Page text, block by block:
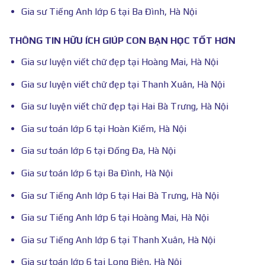
Gia sư Tiếng Anh lớp 6 tại Ba Đình, Hà Nội
THÔNG TIN HỮU ÍCH GIÚP CON BẠN HỌC TỐT HƠN
Gia sư luyện viết chữ đẹp tại Hoàng Mai, Hà Nội
Gia sư luyện viết chữ đẹp tại Thanh Xuân, Hà Nội
Gia sư luyện viết chữ đẹp tại Hai Bà Trưng, Hà Nội
Gia sư toán lớp 6 tại Hoàn Kiếm, Hà Nội
Gia sư toán lớp 6 tại Đống Đa, Hà Nội
Gia sư toán lớp 6 tại Ba Đình, Hà Nội
Gia sư Tiếng Anh lớp 6 tại Hai Bà Trưng, Hà Nội
Gia sư Tiếng Anh lớp 6 tại Hoàng Mai, Hà Nội
Gia sư Tiếng Anh lớp 6 tại Thanh Xuân, Hà Nội
Gia sư toán lớp 6 tại Long Biên, Hà Nội